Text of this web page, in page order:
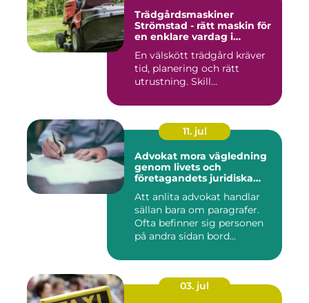
Trädgårdsmaskiner
Strömstad - rätt maskin för
en enklare vardag i
En välskött trädgård kräver
tid, planering och rätt
utrustning. Skill...
11. jul
Advokat mora vägledning
genom livets och
företagandets juridiska
Att anlita advokat handlar
sällan bara om paragrafer.
Ofta befinner sig personen
på andra sidan bord...
03. jul